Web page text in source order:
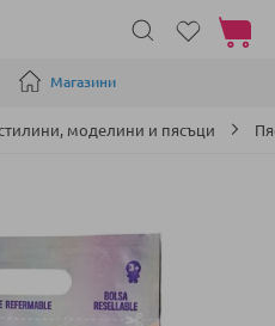
Магазини
Моята
моделини и пясъци